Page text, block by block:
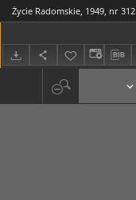
Życie Radomskie, 1949, nr 312